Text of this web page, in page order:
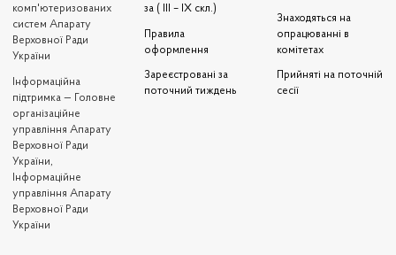
комп'ютеризованих
систем Апарату
Верховної Ради
України
Iнформаційна
підтримка — Головне
організаційне
управління Апарату
Верховної Ради
України,
Інформаційне
управління Апарату
Верховної Ради
України
за ( III – IX скл.)
Правила
оформлення
Зареєстровані за
поточний тиждень
Знаходяться на
опрацюванні в
комітетах
Прийняті на поточній
сесії